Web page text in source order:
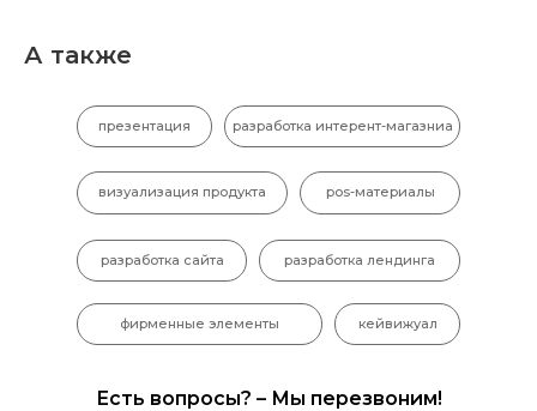
А также
Есть вопросы? – Мы перезвоним!
pos-материалы
разработка сайта
разработка интерент-магазниа
разработка лендинга
презентация
визуализация продукта
фирменные элементы кейвижуал